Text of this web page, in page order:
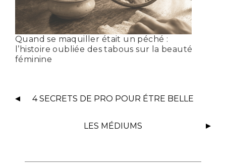
Quand se maquiller était un péché :
l’histoire oubliée des tabous sur la beauté
féminine
4 SECRETS DE PRO POUR ÉTRE BELLE
LES MÉDIUMS